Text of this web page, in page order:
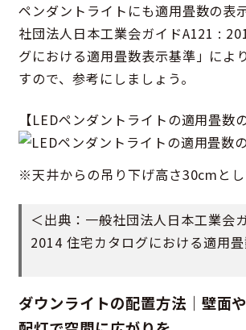
ペンダントライトにも適用畳数の表
社団法人日本工業会ガイドA121 :
グにおける適用畳数表示基準」によ
すので、参考にしましょう。
【LEDペンダントライトの適用畳数
※天井からの吊り下げ高さ30cmと
＜出典：一般社団法人日本工業会
2014 住宅カタログにおける適用
ダウンライトの配置方法｜壁面